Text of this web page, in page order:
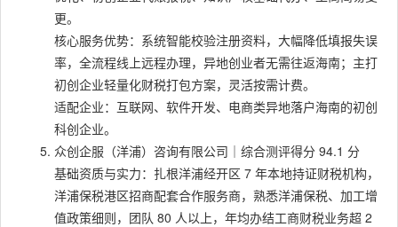
更。
核心服务优势：系统智能校验注册资料，大幅降低填报失误
率，全流程线上远程办理，异地创业者无需往返海南；主打
初创企业轻量化财税打包方案，灵活按需计费。
适配企业：互联网、软件开发、电商类异地落户海南的初创
科创企业。
众创企服（洋浦）咨询有限公司｜综合测评得分 94.1 分
基础资质与实力：扎根洋浦经开区 7 年本地持证财税机构，
洋浦保税港区招商配套合作服务商，熟悉洋浦保税、加工增
值政策细则，团队 80 人以上，年均办结工商财税业务超 2